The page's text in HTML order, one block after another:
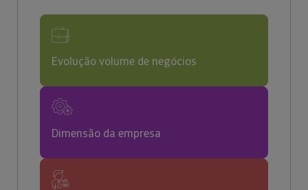
Evolução volume de negócios
Dimensão da empresa